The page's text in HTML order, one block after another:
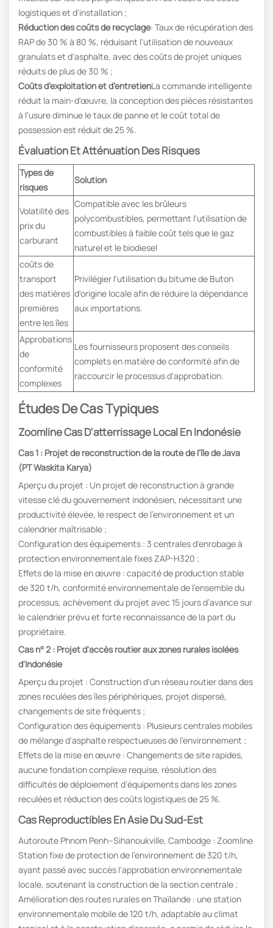
logistiques et d'installation ;
Réduction des coûts de recyclage: Taux de récupération des
RAP de 30 % à 80 %, réduisant l'utilisation de nouveaux
granulats et d'asphalte, avec des coûts de projet uniques
réduits de plus de 30 % ;
Coûts d’exploitation et d’entretienLa commande intelligente
réduit la main-d'œuvre, la conception des pièces résistantes
à l'usure diminue le taux de panne et le coût total de
possession est réduit de 25 %.
Évaluation Et Atténuation Des Risques
Types de
risques
Solution
Volatilité des
prix du
carburant
Compatible avec les brûleurs
polycombustibles, permettant l'utilisation de
combustibles à faible coût tels que le gaz
naturel et le biodiesel
coûts de
transport
des matières
premières
entre les îles
Privilégier l'utilisation du bitume de Buton
d'origine locale afin de réduire la dépendance
aux importations.
Approbations
de
conformité
complexes
Les fournisseurs proposent des conseils
complets en matière de conformité afin de
raccourcir le processus d'approbation.
Études De Cas Typiques
Zoomline Cas D'atterrissage Local En Indonésie
Cas 1 : Projet de reconstruction de la route de l'île de Java
(PT Waskita Karya)
Aperçu du projet : Un projet de reconstruction à grande
vitesse clé du gouvernement indonésien, nécessitant une
productivité élevée, le respect de l’environnement et un
calendrier maîtrisable ;
Configuration des équipements : 3 centrales d'enrobage à
protection environnementale fixes ZAP-H320 ;
Effets de la mise en œuvre : capacité de production stable
de 320 t/h, conformité environnementale de l’ensemble du
processus, achèvement du projet avec 15 jours d’avance sur
le calendrier prévu et forte reconnaissance de la part du
propriétaire.
Cas n° 2 : Projet d'accès routier aux zones rurales isolées
d'Indonésie
Aperçu du projet : Construction d'un réseau routier dans des
zones reculées des îles périphériques, projet dispersé,
changements de site fréquents ;
Configuration des équipements : Plusieurs centrales mobiles
de mélange d'asphalte respectueuses de l'environnement ;
Effets de la mise en œuvre : Changements de site rapides,
aucune fondation complexe requise, résolution des
difficultés de déploiement d’équipements dans les zones
reculées et réduction des coûts logistiques de 25 %.
Cas Reproductibles En Asie Du Sud-Est
Autoroute Phnom Penh–Sihanoukville, Cambodge : Zoomline
Station fixe de protection de l'environnement de 320 t/h,
ayant passé avec succès l'approbation environnementale
locale, soutenant la construction de la section centrale ;
Amélioration des routes rurales en Thaïlande : une station
environnementale mobile de 120 t/h, adaptable au climat